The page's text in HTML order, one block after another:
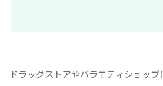
ドラッグストアやバラエティショッ